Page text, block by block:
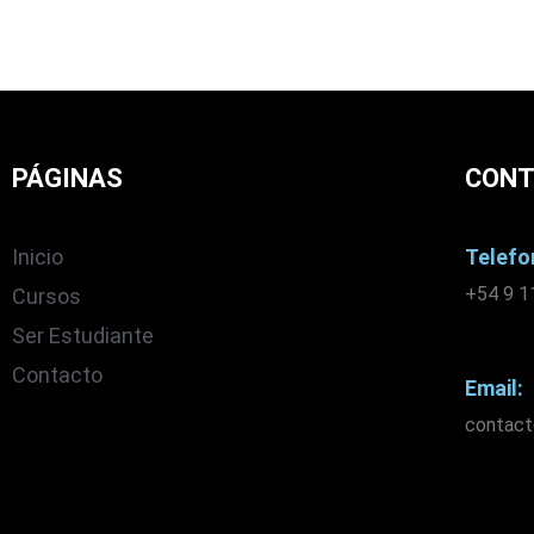
PÁGINAS
Inicio
Cursos
Ser Estudiante
Contacto
+54 9
Email: